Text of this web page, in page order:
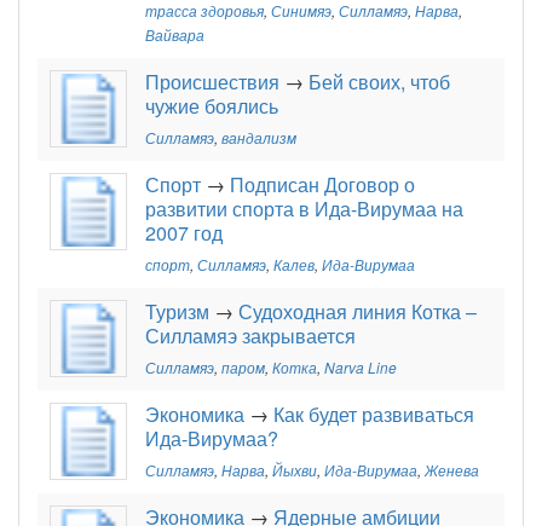
трасса здоровья, Синимяэ, Силламяэ, Нарва,
Вайвара
Происшествия → Бей своих, чтоб
чужие боялись
Силламяэ, вандализм
Спорт → Подписан Договор о
развитии спорта в Ида-Вирумаа на
2007 год
спорт, Силламяэ, Калев, Ида-Вирумаа
Туризм → Судоходная линия Котка –
Силламяэ закрывается
Силламяэ, паром, Котка, Narva Line
Экономика → Как будет развиваться
Ида-Вирумаа?
Силламяэ, Нарва, Йыхви, Ида-Вирумаа,Женева
Экономика → Ядерные амбиции